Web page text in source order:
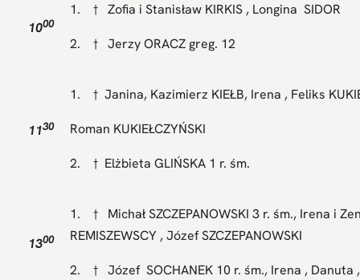
1000
1. † Zofia i Stanisław KIRKIS , Longina SIDOR
2. † Jerzy ORACZ greg. 12
1130
1. † Janina, Kazimierz KIEŁB, Irena , Feliks
Roman KUKIEŁCZYŃSKI
2. † Elżbieta GLIŃSKA 1 r. śm.
1300
1. † Michał SZCZEPANOWSKI 3 r. śm., Irena i
REMISZEWSCY , Józef SZCZEPANOWSKI
2. † Józef SOCHANEK 10 r. śm., Irena ,